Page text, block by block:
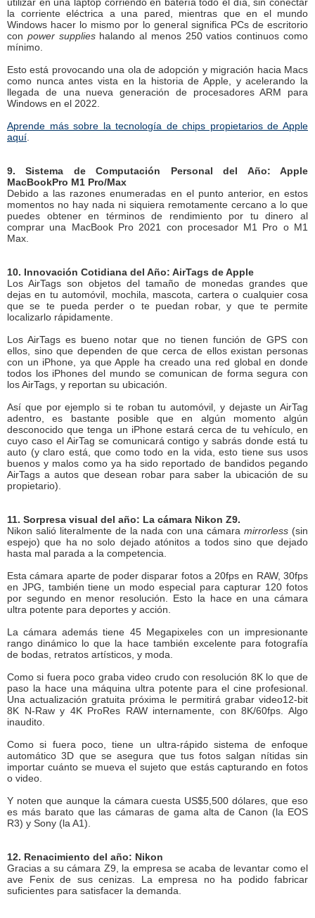
la corriente eléctrica a una pared, mientras que en el mundo
Windows hacer lo mismo por lo general significa PCs de escritorio
con power supplieshalando al menos 250 vatios continuos como
mínimo.
Esto está provocando una ola de adopción y migración hacia Macs
como nunca antes vista en la historia de Apple, y acelerando la
llegada de una nueva generación de procesadores ARM para
Windows en el 2022.
Aprende más sobre la tecnología de chips propietarios de Apple
aquí
9. Sistema de Computación Personal del Año: Apple
MacBookPro M1 Pro/Max
Debido a las razones enumeradas en el punto anterior, en estos
momentos no hay nada ni siquiera remotamente cercano a lo que
puedes obtener en términos de rendimiento por tu dinero al
comprar una MacBook Pro 2021 con procesador M1 Pro o M1
Max.
10. Innovación Cotidiana del Año: AirTags de Apple
Los AirTags son objetos del tamaño de monedas grandes que
dejas en tu automóvil, mochila, mascota, cartera o cualquier cosa
que se te pueda perder o te puedan robar, y que te permite
localizarlo rápidamente.
Los AirTags es bueno notar que no tienen función de GPS con
ellos, sino que dependen de que cerca de ellos existan personas
con un iPhone, ya que Apple ha creado una red global en donde
todos los iPhones del mundo se comunican de forma segura con
los AirTags, y reportan su ubicación.
Así que por ejemplo si te roban tu automóvil, y dejaste un AirTag
adentro, es bastante posible que en algún momento algún
desconocido que tenga un iPhone estará cerca de tu vehículo, en
cuyo caso el AirTag se comunicará contigo y sabrás donde está tu
auto (y claro está, que como todo en la vida, esto tiene sus usos
buenos y malos como ya ha sido reportado de bandidos pegando
AirTags a autos que desean robar para saber la ubicación de su
propietario).
11. Sorpresa visual del año: La cámara Nikon Z9.
Nikon salió literalmente de la nada con una cámaramirrorless (sin
espejo) que ha no solo dejado atónitos a todos sino que dejado
hasta mal parada a la competencia.
Esta cámara aparte de poder disparar fotos a 20fps en RAW, 30fps
en JPG, también tiene un modo especial para capturar 120 fotos
por segundo en menor resolución. Esto la hace en una cámara
ultra potente para deportes y acción.
La cámara además tiene 45 Megapixeles con un impresionante
rango dinámico lo que la hace también excelente para fotografía
de bodas, retratos artísticos, y moda.
Como si fuera poco graba video crudo con resolución 8K lo que de
paso la hace una máquina ultra potente para el cine profesional.
Una actualización gratuita próxima le permitirá grabar video12-bit
8K N-Raw y 4K ProRes RAW internamente, con 8K/60fps. Algo
inaudito.
Como si fuera poco, tiene un ultra-rápido sistema de enfoque
automático 3D que se asegura que tus fotos salgan nítidas sin
importar cuánto se mueva el sujeto que estás capturando en fotos
o video.
Y noten que aunque la cámara cuesta US$5,500 dólares, que eso
es más barato que las cámaras de gama alta de Canon (la EOS
R3) y Sony (la A1).
12. Renacimiento del año: Nikon
Gracias a su cámara Z9, la empresa se acaba de levantar como el
ave Fenix de sus cenizas. La empresa no ha podido fabricar
suficientes para satisfacer la demanda.